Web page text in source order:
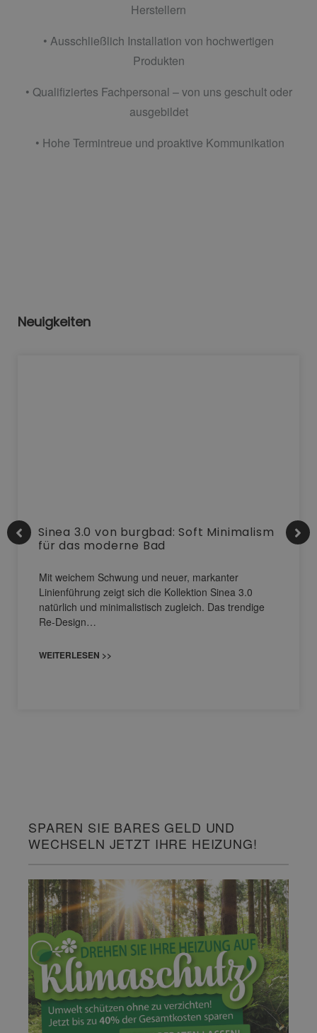
Herstellern
• Ausschließlich Installation von hochwertigen
Produkten
• Qualifiziertes Fachpersonal – von uns geschult oder
ausgebildet
• Hohe Termintreue und proaktive Kommunikation
Neuigkeiten
Sinea 3.0 von burgbad: Soft Minimalism
für das moderne Bad
Mit weichem Schwung und neuer, markanter
Linienführung zeigt sich die Kollektion Sinea 3.0
natürlich und minimalistisch zugleich. Das trendige
Re-Design…
WEITERLESEN >>
SPAREN SIE BARES GELD UND
WECHSELN JETZT IHRE HEIZUNG!